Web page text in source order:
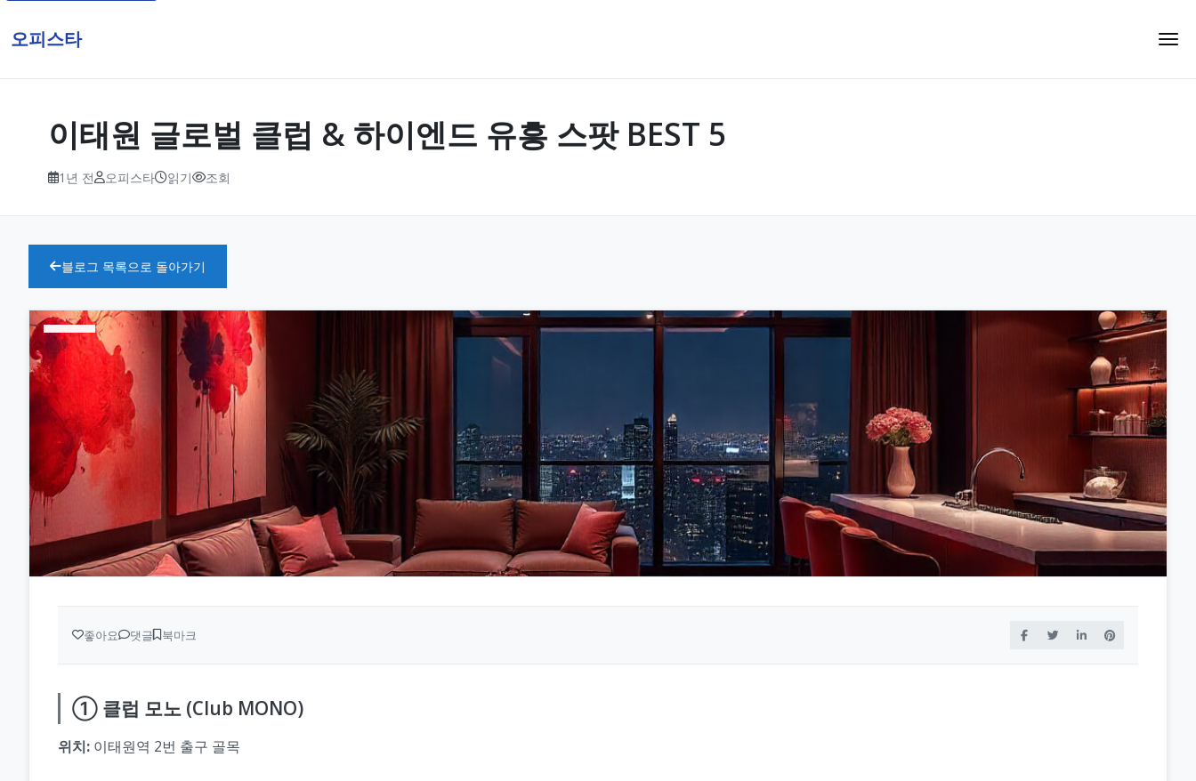
오피스타
이태원 글로벌 클럽 & 하이엔드 유흥 스팟 BEST 5
1년 전 오피스타 읽기 조회
블로그 목록으로 돌아가기
좋아요 댓글 북마크
① 클럽 모노 (Club MONO)
위치: 이태원역 2번 출구 골목